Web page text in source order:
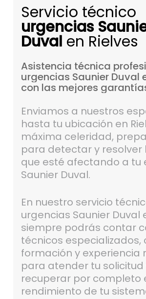
Servicio técnico
urgencias
Duval en Rielves
Asistencia técnica
urgencias Saunier Duval
con las mejores
Enviamos a nuestros
hasta tu ubicación en
máxima celeridad,
para detectar y resolver
que esté afectando a tu
Saunier Duval.
En nuestro servicio
urgencias Saunier Duval
siempre podrás contar
técnicos especializados,
formación y experiencia
para atender tu solicitud
recuperar por completo
rendimiento de tu